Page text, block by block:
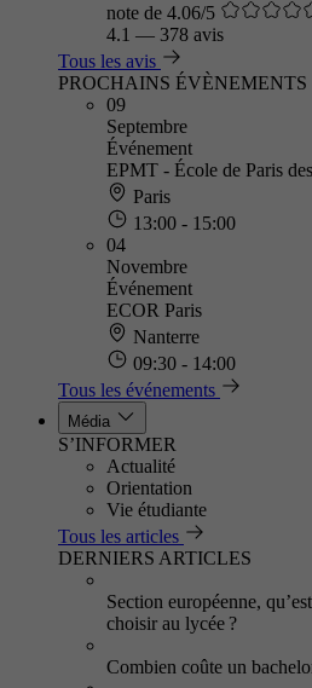
note de 4.06/5
4.1 — 378 avis
Tous les avis
PROCHAINS ÉVÈNEMENTS
09
Septembre
Événement
EPMT - École de Paris
Paris
13:00 - 15:00
04
Novembre
Événement
ECOR Paris
Nanterre
09:30 - 14:00
Tous les événements
Média
S’INFORMER
Actualité
Orientation
Vie étudiante
Tous les articles
DERNIERS ARTICLES
Section européenne,
choisir au lycée ?
Combien coûte un